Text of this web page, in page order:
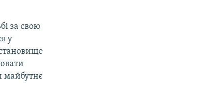
за свою
у
майбутнє